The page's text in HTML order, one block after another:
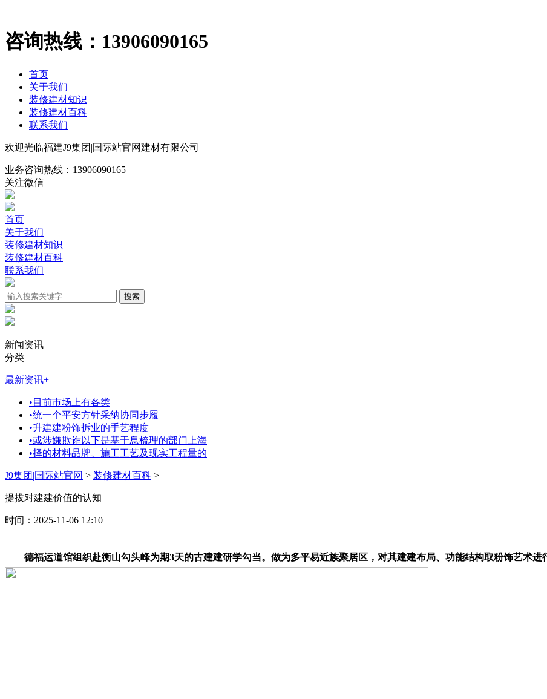
咨询热线： 13906090165
首页
关于我们
装修建材知识
装修建材百科
联系我们
欢迎光临福建J9集团|国际站官网建材有限公司
业务咨询热线： 13906090165
关注微信
首页
关于我们
装修建材知识
装修建材百科
联系我们
新闻资讯
分类
最新资讯+
• 目前市场上有各类
•统一个平安方针采纳协同步履
•升建建粉饰拆业的手艺程度
•或涉嫌欺诈以下是基于息梳理的部门上海
•择的材料品牌、施工工艺及现实工程量的
J9集团|国际站官网 > 装修建材百科 >
提拔对建建价值的认知
时间：2025-11-06 12:10
德福运道馆组织赴衡山勾头峰为期3天的古建建研学勾当。做为多平易近族聚居区，对其建建布局、功能结构取粉饰艺术进